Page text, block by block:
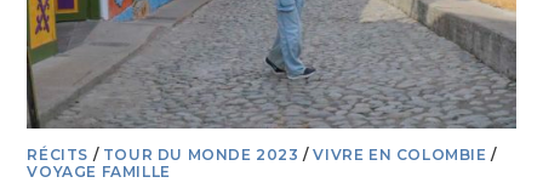
RÉCITS / TOUR DU MONDE 2023 /VIVRE EN COLOMBIE /
VOYAGE FAMILLE